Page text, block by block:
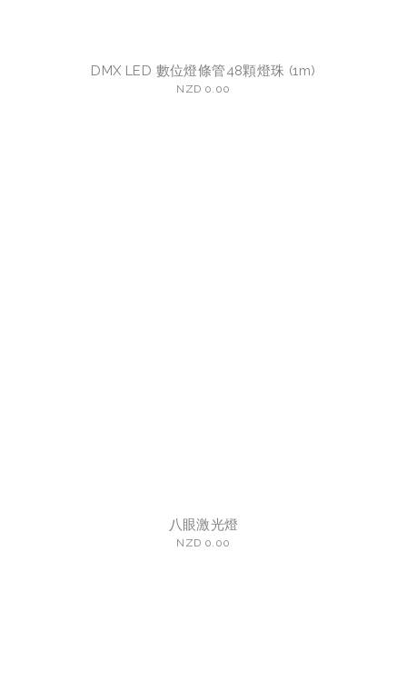
DMX LED 數位燈條管48顆燈珠 (1m)
NZD 0.00
八眼激光燈
NZD 0.00